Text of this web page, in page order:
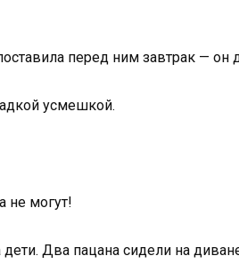
перед ним завтрак — он
усмешкой.
не могут!
Два пацана сидели на